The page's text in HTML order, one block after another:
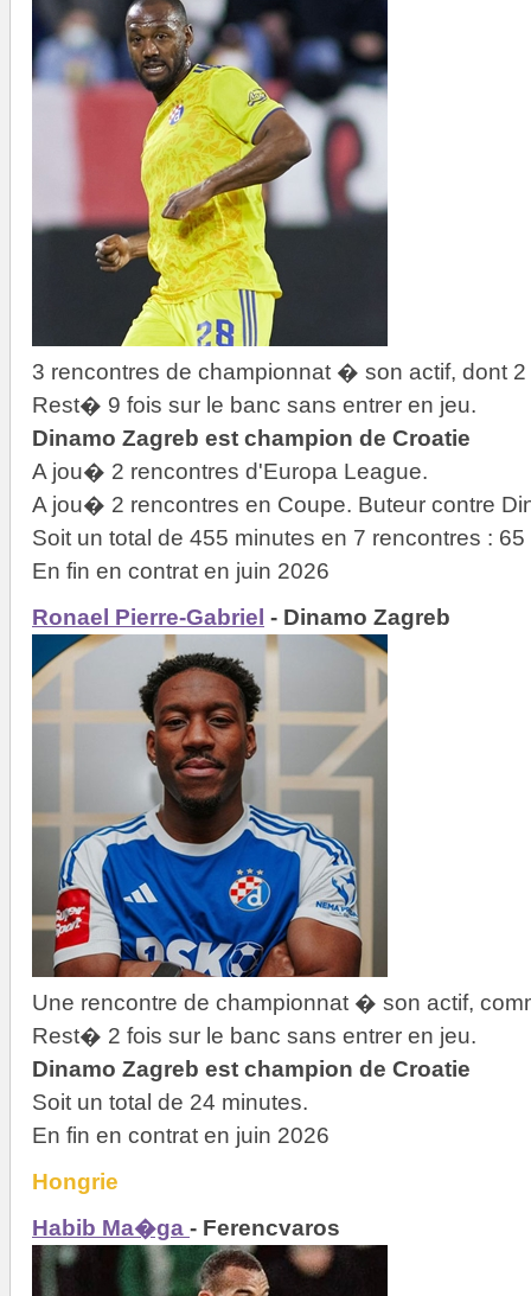
3 rencontres de championnat � son actif, dont
Rest� 9 fois sur le banc sans entrer en jeu.
Dinamo Zagreb est champion de Croatie
A jou� 2 rencontres d'Europa League.
A jou� 2 rencontres en Coupe. Buteur contre
Soit un total de 455 minutes en 7 rencontres :
En fin en contrat en juin 2026
Ronael Pierre-Gabriel - Dinamo Zagreb
Une rencontre de championnat � son actif,
Rest� 2 fois sur le banc sans entrer en jeu.
Dinamo Zagreb est champion de Croatie
Soit un total de 24 minutes.
En fin en contrat en juin 2026
Hongrie
Habib Ma�ga - Ferencvaros